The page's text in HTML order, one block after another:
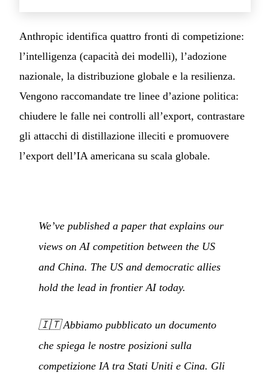
Anthropic identifica quattro fronti di competizione:
l’intelligenza (capacità dei modelli), l’adozione
nazionale, la distribuzione globale e la resilienza.
Vengono raccomandate tre linee d’azione politica:
chiudere le falle nei controlli all’export, contrastare
gli attacchi di distillazione illeciti e promuovere
l’export dell’IA americana su scala globale.
We’ve published a paper that explains our
views on AI competition between the US
and China. The US and democratic allies
hold the lead in frontier AI today.
🇮🇹Abbiamo pubblicato un documento
che spiega le nostre posizioni sulla
competizione IA tra Stati Uniti e Cina. Gli